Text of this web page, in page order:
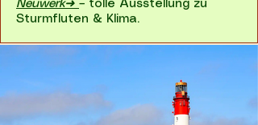
Neuwerk➜ – tolle Ausstellung zu
Sturmfluten & Klima.